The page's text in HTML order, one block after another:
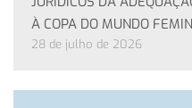
À COPA DO MUNDO
28 de julho de 2026